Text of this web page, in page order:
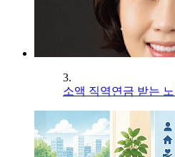
3.
소액 직역연금 받는